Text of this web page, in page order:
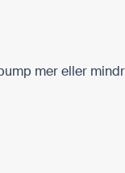
mer eller